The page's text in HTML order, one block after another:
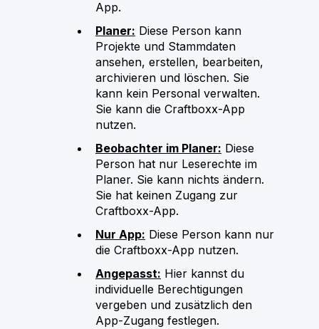
App.
Planer: Diese Person kann
Projekte und Stammdaten
ansehen, erstellen, bearbeiten,
archivieren und löschen. Sie
kann kein Personal verwalten.
Sie kann die Craftboxx-App
nutzen.
Beobachter im Planer: Diese
Person hat nur Leserechte im
Planer. Sie kann nichts ändern.
Sie hat keinen Zugang zur
Craftboxx-App.
Nur App: Diese Person kann nur
die Craftboxx-App nutzen.
Angepasst: Hier kannst du
individuelle Berechtigungen
vergeben und zusätzlich den
App-Zugang festlegen.